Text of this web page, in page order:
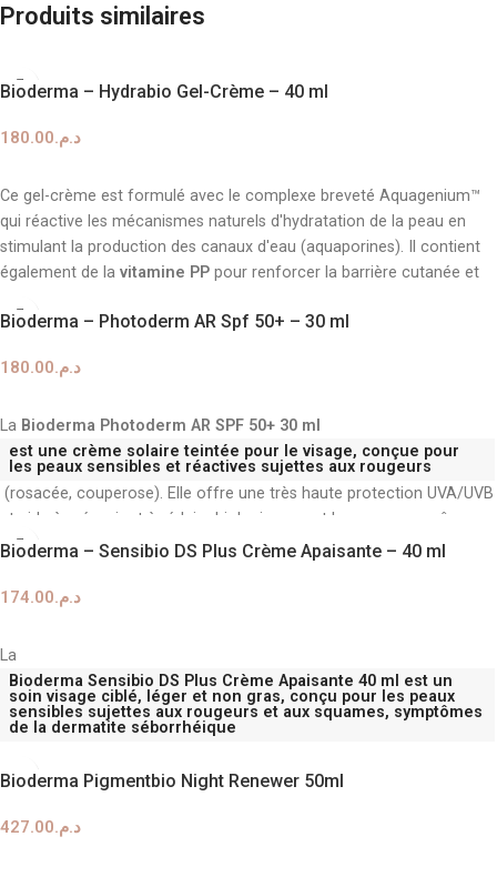
Produits similaires
Bioderma – Hydrabio Gel-Crème – 40 ml
د.م.180.00
Ce gel-crème est formulé avec le complexe breveté Aquagenium™
qui réactive les mécanismes naturels d'hydratation de la peau en
stimulant la production des canaux d'eau (aquaporines). Il contient
également de la vitamine PP pour renforcer la barrière cutanée et
du teint.
Bioderma – Photoderm AR Spf 50+ – 30 ml
د.م.180.00
La Bioderma Photoderm AR SPF 50+ 30 ml
est une crème solaire teintée pour le visage, conçue pour
les peaux sensibles et réactives sujettes aux rougeurs
(rosacée, couperose). Elle offre une très haute protection UVA/UVB
et aide à prévenir et à réduire biologiquement les rougeurs grâce au
brevet exclusif Rosactiv
Bioderma – Sensibio DS Plus Crème Apaisante – 40 ml
د.م.174.00
La
Bioderma Sensibio DS Plus Crème Apaisante 40 ml est un
soin visage ciblé, léger et non gras, conçu pour les peaux
sensibles sujettes aux rougeurs et aux squames, symptômes
de la dermatite séborrhéique
l'agent irritant responsable de l'aggravation de ces états cutanés.
Bioderma Pigmentbio Night Renewer 50ml
د.م.427.00